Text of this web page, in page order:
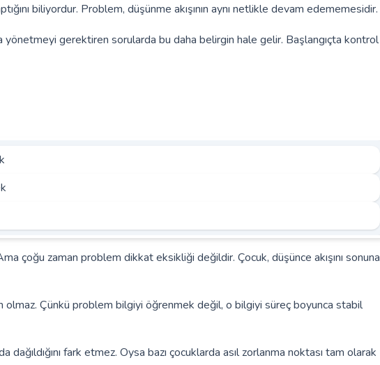
biliyordur. Problem, düşünme akışının aynı netlikle devam edememesidir.
yönetmeyi gerektiren sorularda bu daha belirgin hale gelir. Başlangıçta kontrol
çoğu zaman problem dikkat eksikliği değildir. Çocuk, düşünce akışını sonuna
Çünkü problem bilgiyi öğrenmek değil, o bilgiyi süreç boyunca stabil
fark etmez. Oysa bazı çocuklarda asıl zorlanma noktası tam olarak